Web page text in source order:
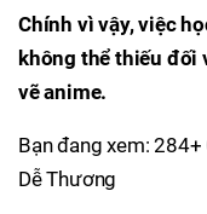
Chính vì vậy, việc
không thể thiếu đối
vẽ anime.
Bạn đang xem:
Dễ Thương